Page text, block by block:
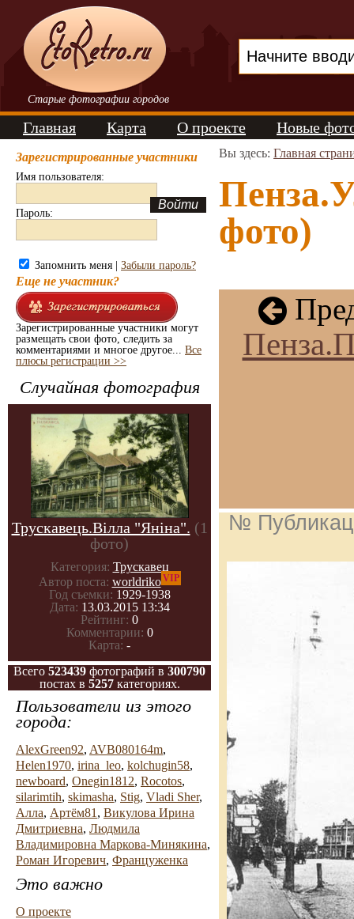
Старые фотографии городов
Главная Карта О проекте Новые
Зарегистрированные участники
Имя пользователя:
Пароль:
Запомнить меня | Забыли пароль?
Еще не участник?
Зарегистрированные участники могут
размещать свои фото, следить за
комментариями и многое другое... Все
плюсы регистрации >>
Случайная фотография
Трускавець.Вілла "Яніна". (1
фото)
Категория: Трускавец
Автор поста: worldrikoVIP
Год съемки: 1929-1938
Дата: 13.03.2015 13:34
Рейтинг: 0
Комментарии: 0
Карта: -
Всего 523439 фотографий в 300790
постах в 5257категориях.
Пользователи из этого
города:
AlexGreen92, AVB080164m,
Helen1970, irina_leo, kolchugin58,
newboard, Onegin1812, Rocotos,
silarimtih, skimasha, Stig, Vladi Sher,
Алла, Артём81 , Викулова Ирина
Дмитриевна, Людмила
Владимировна Маркова-Минякина,
Роман Игоревич, Француженка
Это важно
О проекте
Вы здесь: Главная
фото)
№